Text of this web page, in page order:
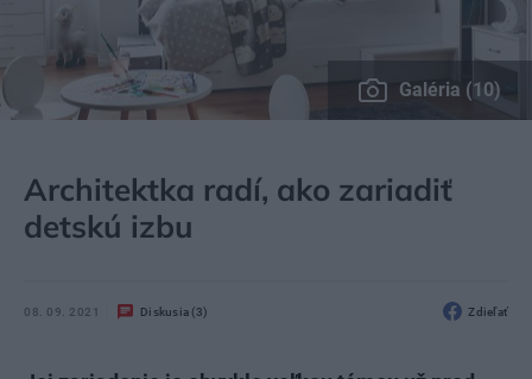
Galéria (10)
Architektka radí, ako zariadiť
detskú izbu
08. 09. 2021 Diskusia (3) Zdieľať